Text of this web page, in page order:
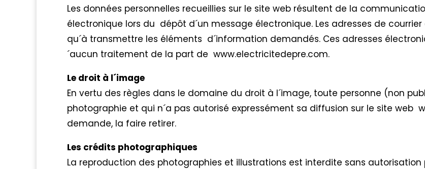
Les données personnelles recueillies sur le site web résultent de la
électronique lors du dépôt d´un message électronique. Les adresses de
qu´à transmettre les éléments d´information demandés. Ces adresses
´aucun traitement de la part de www.electricitedepre.com.
Le droit à l´image
En vertu des règles dans le domaine du droit à l´image, toute personne (non
photographie et qui n´a pas autorisé expressément sa diffusion sur le site web
demande, la faire retirer.
Les crédits photographiques
La reproduction des photographies et illustrations est interdite sans autorisation